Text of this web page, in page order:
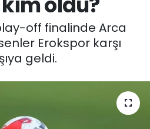
off finalinde Arca
Erokspor karşı
geldi.